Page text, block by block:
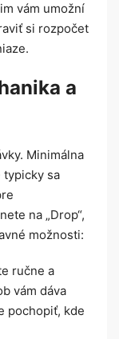
vám umožní
si rozpočet
a
Minimálna
typicky sa
na „Drop“,
možnosti:
ručne a
vám dáva
pochopiť, kde